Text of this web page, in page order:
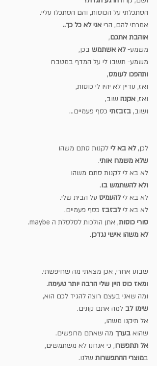
הסתכלתי על הכוסות, והם הסתכלו עליי.
אמרתי להם, הרי אני לא כל כך..
אוהבת אתכם,
משמע- לא אשתמש בכן,
משמע- תשבו לי על המדף במטבח
ותהפכו לעומס,
ואז, עדיין לא יהיו לי כוסות,
ואז, אקנה שוב,
ושוב, בזבזתי כסף פעמיים...
לכן, לא בא לי לקנות סתם משהו
שלא משמח אותי.
לא בא לי לקנות סתם משהו
ולא להשתמש בו.
לא בא לי להעמיס על הבית שלי.
לא בא לי לבזבז כסף פעמיים.
סורי כוסות, אתן הולכות לסלסלת ה maybe.
לא משהו אישי נגדכן.
שבוע אחרי, אכן מצאתי מה שחיפשתי.
ומאז כוס היין שלי הרבה יותר טעימה.
ומה שאני בעצם רוצה להגיד לכם הוא,
שימו לב למה אתם קונים.
אל תיקנו משהו,
שהוא בערך מה שאתם מחפשים.
אל תתפשרו, כי אנחנו לא משתמשים,
במוצרי ההתפשרות שלנו.